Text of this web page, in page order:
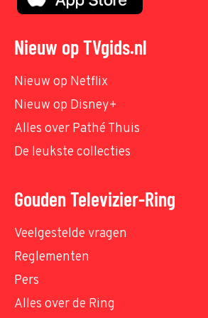
Nieuw op TVgids.nl
Nieuw op Netflix
Nieuw op Disney+
Alles over Pathé Thuis
De leukste collecties
Gouden Televizier-Ring
Veelgestelde vragen
Reglementen
Pers
Alles over de Ring